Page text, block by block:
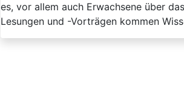
es, vor allem auch Erwachsene über
Lesungen und -Vorträgen kommen